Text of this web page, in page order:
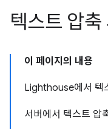
텍스트 압축
이 페이지의 내용
Lighthouse에서 텍
서버에서 텍스트 압